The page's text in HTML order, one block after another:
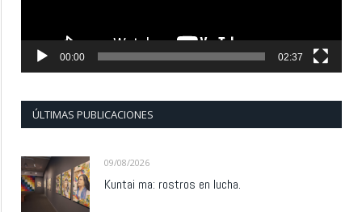
00:00 02:37
ÚLTIMAS PUBLICACIONES
09/08/2026
Kuntai ma: rostros en lucha.